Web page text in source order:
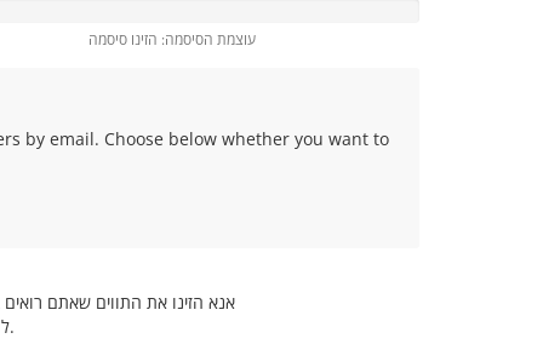
עוצמת הסיסמה: הזינו סיסמה
by email. Choose below whether you want to
אנא הזינו את התווים שאתם
למנוע פתיחת פניות שלא לצורך.